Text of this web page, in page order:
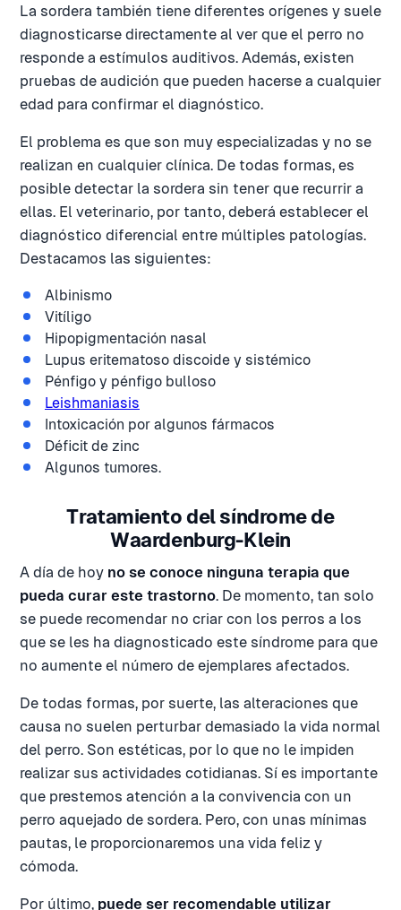
La sordera también tiene diferentes orígenes y suele
diagnosticarse directamente al ver que el perro no
responde a estímulos auditivos. Además, existen
pruebas de audición que pueden hacerse a cualquier
edad para confirmar el diagnóstico.
El problema es que son muy especializadas y no se
realizan en cualquier clínica. De todas formas, es
posible detectar la sordera sin tener que recurrir a
ellas. El veterinario, por tanto, deberá establecer el
diagnóstico diferencial entre múltiples patologías.
Destacamos las siguientes:
Albinismo
Vitíligo
Hipopigmentación nasal
Lupus eritematoso discoide y sistémico
Pénfigo y pénfigo bulloso
Leishmaniasis
Intoxicación por algunos fármacos
Déficit de zinc
Algunos tumores.
Tratamiento del síndrome de
Waardenburg-Klein
A día de hoy no se conoce ninguna terapia que
pueda curar este trastorno. De momento, tan solo
se puede recomendar no criar con los perros a los
que se les ha diagnosticado este síndrome para que
no aumente el número de ejemplares afectados.
De todas formas, por suerte, las alteraciones que
causa no suelen perturbar demasiado la vida normal
del perro. Son estéticas, por lo que no le impiden
realizar sus actividades cotidianas. Sí es importante
que prestemos atención a la convivencia con un
perro aquejado de sordera. Pero, con unas mínimas
pautas, le proporcionaremos una vida feliz y
cómoda.
Por último, puede ser recomendable utilizar